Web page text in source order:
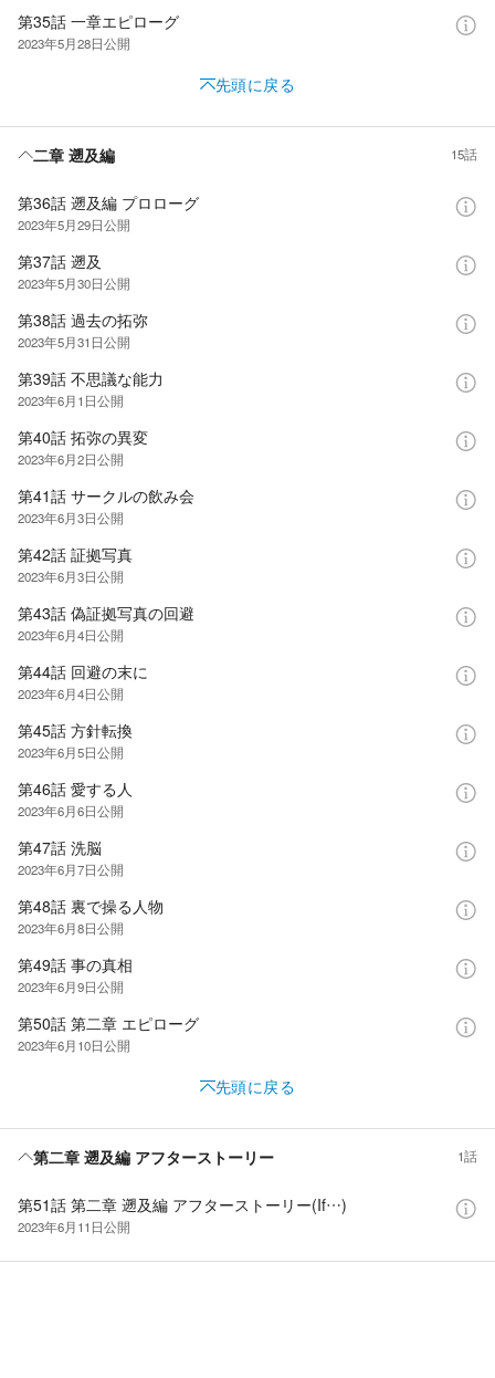
第35話 一章エピローグ
2023年5月28日公開
先頭に戻る
二章 遡及編 15話
第36話 遡及編 プロローグ
2023年5月29日公開
第37話 遡及
2023年5月30日公開
第38話 過去の拓弥
2023年5月31日公開
第39話 不思議な能力
2023年6月1日公開
第40話 拓弥の異変
2023年6月2日公開
第41話 サークルの飲み会
2023年6月3日公開
第42話 証拠写真
2023年6月3日公開
第43話 偽証拠写真の回避
2023年6月4日公開
第44話 回避の末に
2023年6月4日公開
第45話 方針転換
2023年6月5日公開
第46話 愛する人
2023年6月6日公開
第47話 洗脳
2023年6月7日公開
第48話 裏で操る人物
2023年6月8日公開
第49話 事の真相
2023年6月9日公開
第50話 第二章 エピローグ
2023年6月10日公開
先頭に戻る
第二章 遡及編 アフターストーリー 1話
第51話 第二章 遡及編 アフターストーリー(If…)
2023年6月11日公開